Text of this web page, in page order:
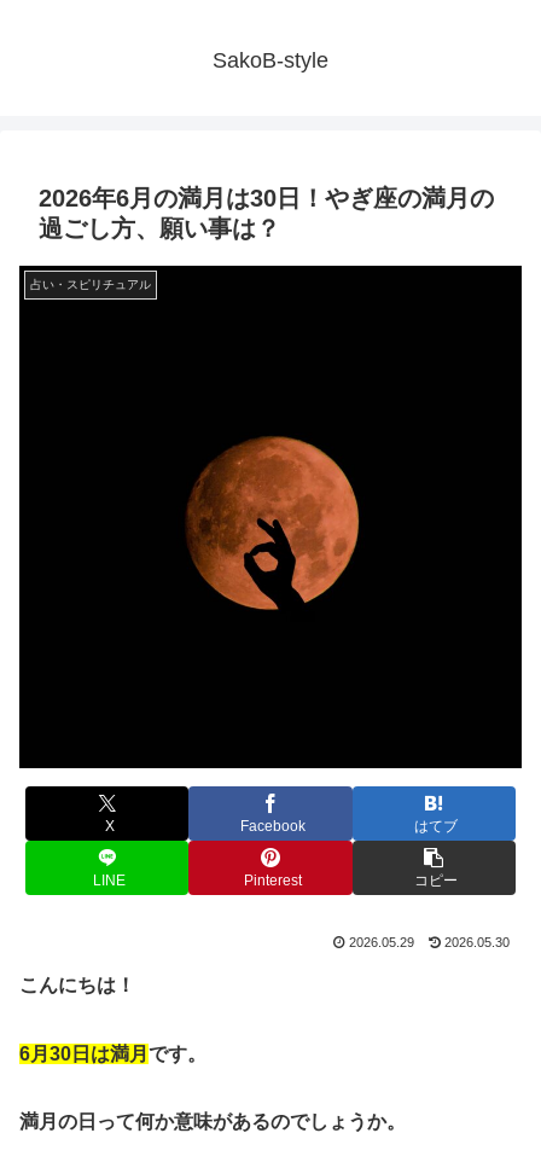
SakoB-style
2026年6月の満月は30日！やぎ座の満月の
過ごし方、願い事は？
占い・スピリチュアル
X Facebook はてブ
LINE Pinterest コピー
2026.05.29 2026.05.30
こんにちは！
6月30日は満月 です。
満月の日って何か意味があるのでしょうか。